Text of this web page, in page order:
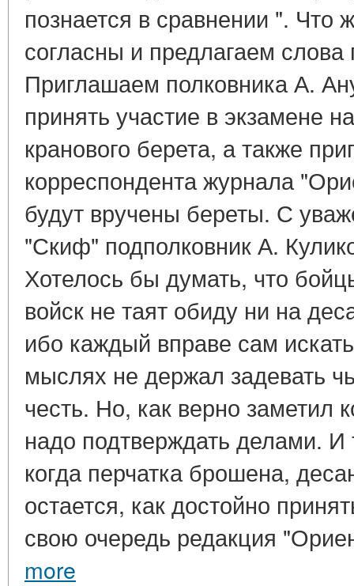
познается в сравнении ".
согласны и предлагаем
Приглашаем полковника А.
принять участие в экзамене
кранового берета, а также
корреспондента журнала
будут вручены береты. С
"Скиф" подполковник А.
Хотелось бы думать, что
войск не таят обиду ни на
ибо каждый вправе сам
мыслях не держал задевать
честь. Но, как верно
надо подтверждать делами.
когда перчатка брошена,
остается, как достойно
свою очередь редакция
more